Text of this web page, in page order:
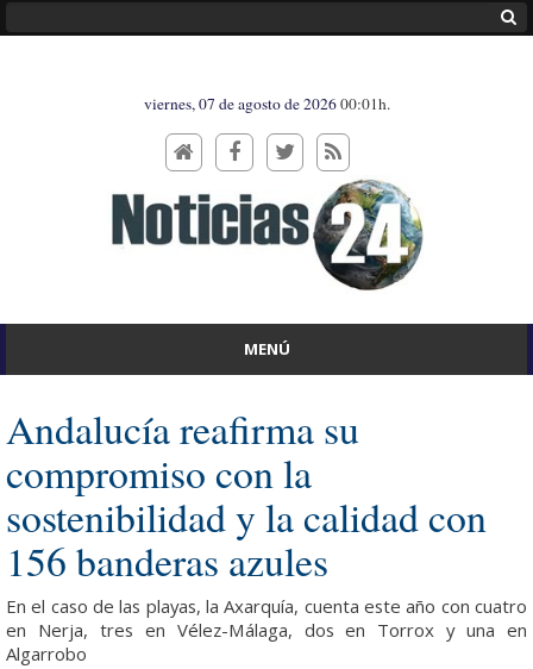
viernes, 07 de agosto de 202600:01h.
MENÚ
Andalucía reafirma su
compromiso con la
sostenibilidad y la calidad con
156 banderas azules
En el caso de las playas, la Axarquía, cuenta este año con cuatro
en Nerja, tres en Vélez-Málaga, dos en Torrox y una en
Algarrobo